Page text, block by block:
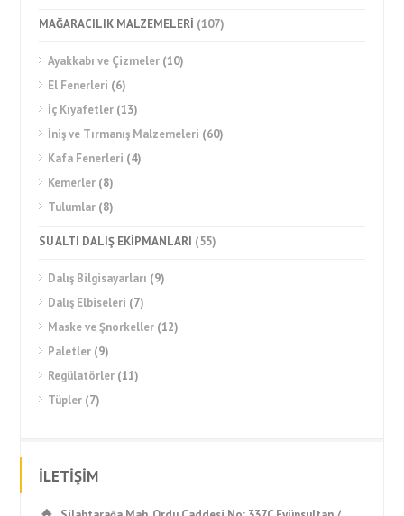
MAĞARACILIK MALZEMELERİ (107)
Ayakkabı ve Çizmeler (10)
El Fenerleri (6)
İç Kıyafetler (13)
İniş ve Tırmanış Malzemeleri (60)
Kafa Fenerleri (4)
Kemerler (8)
Tulumlar (8)
SU ALTI DALIŞ EKİPMANLARI (55)
Dalış Bilgisayarları (9)
Dalış Elbiseleri (7)
Maske ve Şnorkeller (12)
Paletler (9)
Regülatörler (11)
Tüpler (7)
İLETİŞİM